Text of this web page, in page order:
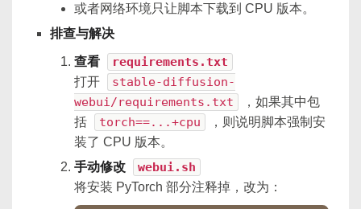
或者网络环境只让脚本下载到 CPU 版本。
排查与解决
查看 requirements.txt
打开
stable-diffusion-
webui/requirements.txt
，如果其中包
括
torch==...+cpu
，则说明脚本强制安
装了 CPU 版本。
手动修改
webui.sh
将安装 PyTorch 部分注释掉，改为：